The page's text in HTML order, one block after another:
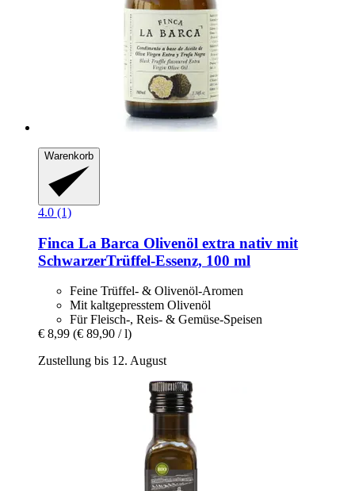
Warenkorb
4.0 (1)
Finca La Barca Olivenöl extra nativ mit
SchwarzerTrüffel-​Essenz, 100 ml
Feine Trüffel- & Olivenöl-Aromen
Mit kaltgepresstem Olivenöl
Für Fleisch-, Reis- & Gemüse-Speisen
€ 8,99 (€ 89,90 / l)
Zustellung bis 12. August